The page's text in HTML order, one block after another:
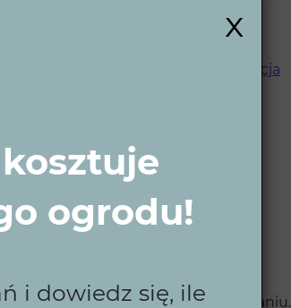
aranżacja
wymaga konsekwencji w projektowaniu.
x
ogrodu!
i dowiedz się, ile